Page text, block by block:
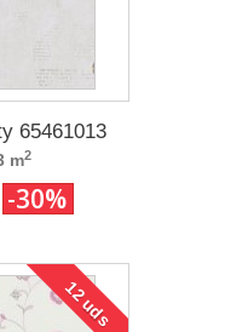
65461013
m2
-30%
12 uds